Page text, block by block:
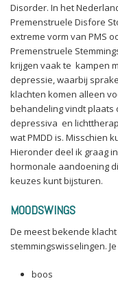
Disorder. In het
Premenstruele Disfore
extreme vorm van PMS
Premenstruele
krijgen vaak te kampen
depressie, waarbij
klachten komen alleen
behandeling vindt
depressiva en
wat PMDD is. Misschien
Hieronder deel ik graag
hormonale aandoening
keuzes kunt bijsturen.
MOODSWINGS
De meest bekende
stemmingswisselingen.
boos